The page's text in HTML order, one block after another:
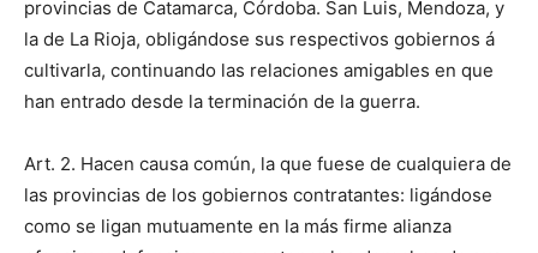
provincias de Catamarca, Córdoba. San Luis, Mendoza, y
la de La Rioja, obligándose sus respectivos gobiernos á
cultivarla, continuando las relaciones amigables en que
han entrado desde la terminación de la guerra.
Art. 2. Hacen causa común, la que fuese de cualquiera de
las provincias de los gobiernos contratantes: ligándose
como se ligan mutuamente en la más firme alianza